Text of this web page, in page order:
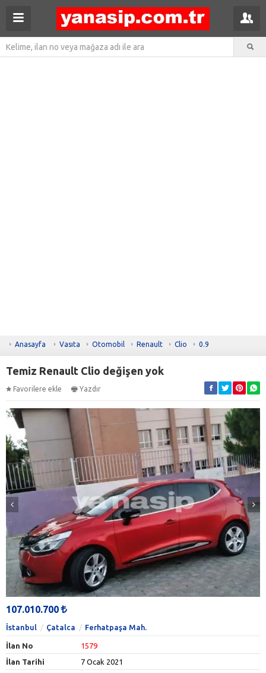
Anasayfa Vasıta Otomobil Renault Clio 0.9
Temiz Renault Clio değişen yok
Favorilere ekle Yazdır
107.010.700
İstanbul Çatalca Ferhatpaşa Mah.
İlan No
1579
İlan Tarihi
7 Ocak 2021